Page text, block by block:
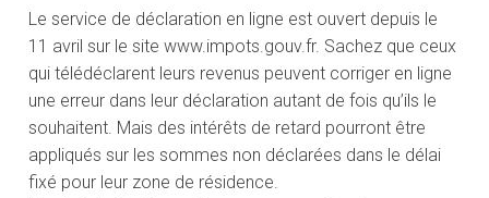
Le service de déclaration en ligne est ouvert depuis le
11 avril sur le site www.impots.gouv.fr. Sachez que ceux
qui télédéclarent leurs revenus peuvent corriger en ligne
une erreur dans leur déclaration autant de fois qu’ils le
souhaitent. Mais des intérêts de retard pourront être
appliqués sur les sommes non déclarées dans le délai
fixé pour leur zone de résidence.